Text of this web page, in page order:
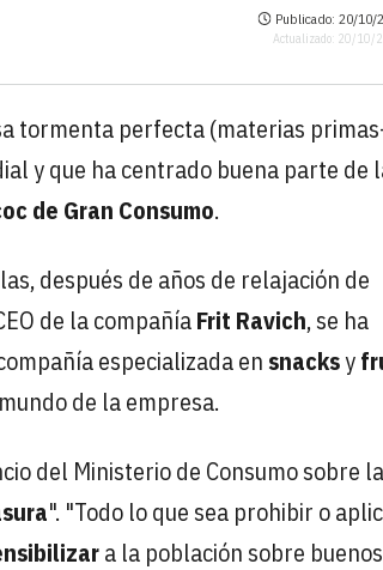
Publicado: 20/10/
Actualizado: 20/10/
tormenta perfecta (materias
y que ha centrado buena parte de
de Gran Consumo.
después de años de relajación de
de la compañíaFrit Ravich, se ha
especializada en snacksy
de la empresa.
del Ministerio de Consumo sobre la
". "Todo lo que sea prohibir o
a la población sobre buenos